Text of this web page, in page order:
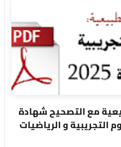
مع التصحيح شهادة
التجريبية و الرياضيات